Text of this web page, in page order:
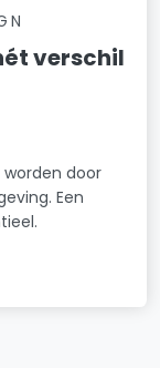
verschil
door
Een